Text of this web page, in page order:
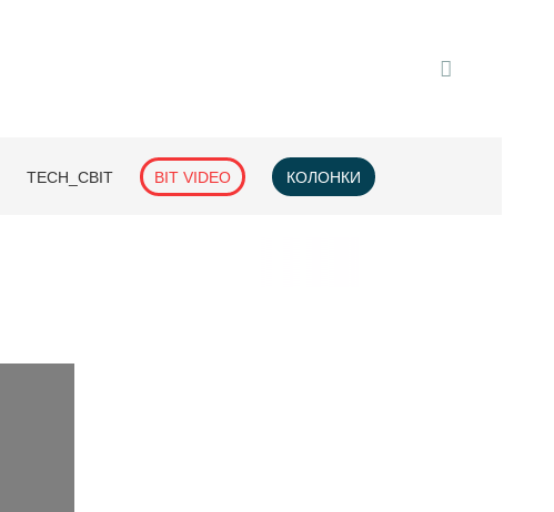
TECH_СВІТ BIT VIDEO КОЛОНКИ